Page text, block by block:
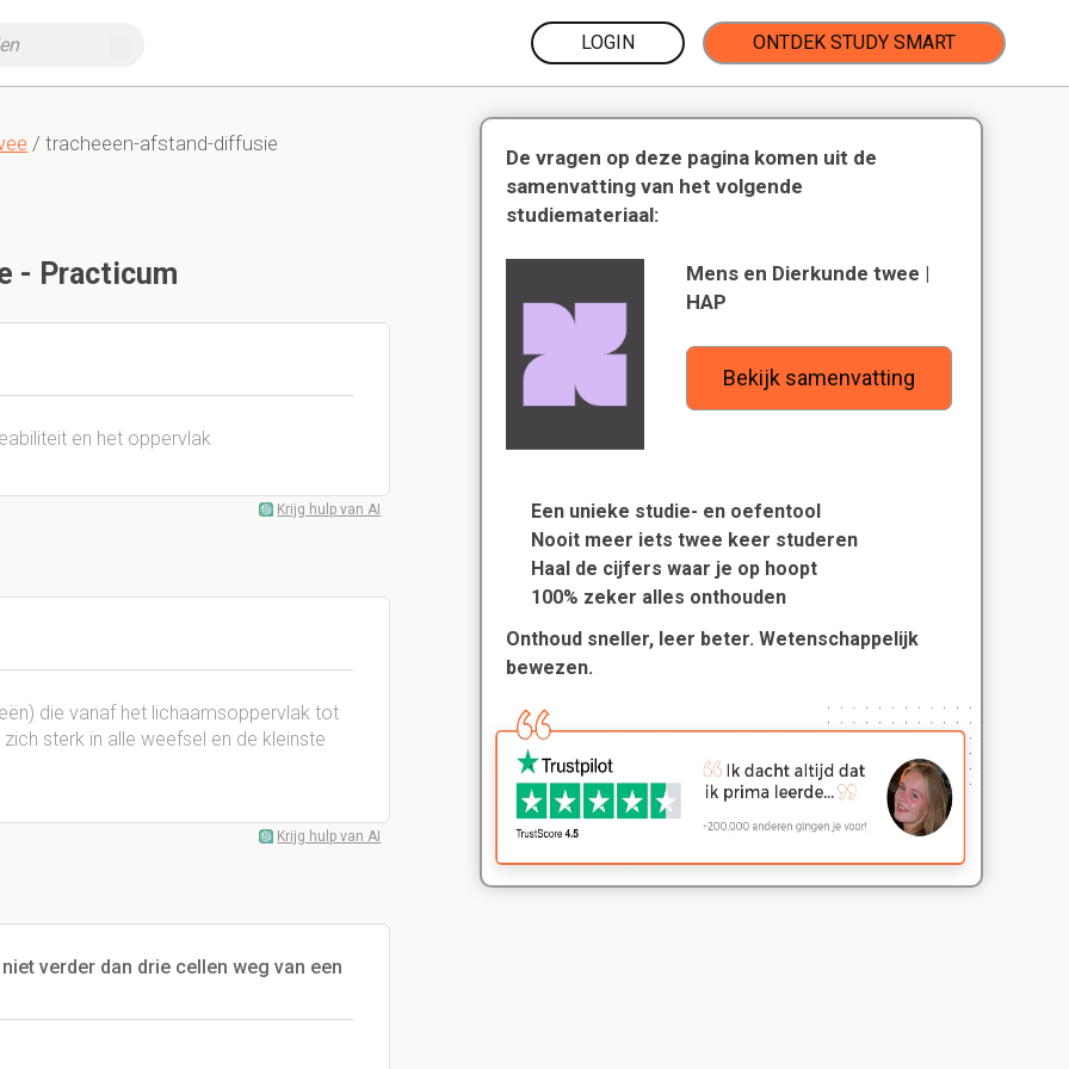
LOGIN ONTDEK STUDY SMART
/ tracheeen-afstand-diffusie
- Practicum
en het oppervlak
Krijg hulp van AI
die vanaf het lichaamsoppervlak tot
sterk in alle weefsel en de kleinste
Krijg hulp van AI
verder dan drie cellen weg van een
De vragen op deze pagina komen uit de
samenvatting van het volgende
studiemateriaal:
Mens en Dierkunde twee |
HAP
Bekijk samenvatting
Een unieke studie- en oefentool
Nooit meer iets twee keer studeren
Haal de cijfers waar je op hoopt
100% zeker alles onthouden
Onthoud sneller, leer beter. Wetenschappelijk
bewezen.